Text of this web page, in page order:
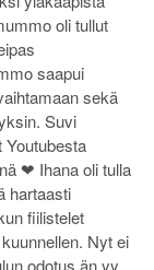
oli tullut
saapui
sekä
Suvi
Youtubesta
❤ Ihana oli tulla
hartaasti
fiilistelet
Nyt ei
odotus än yy